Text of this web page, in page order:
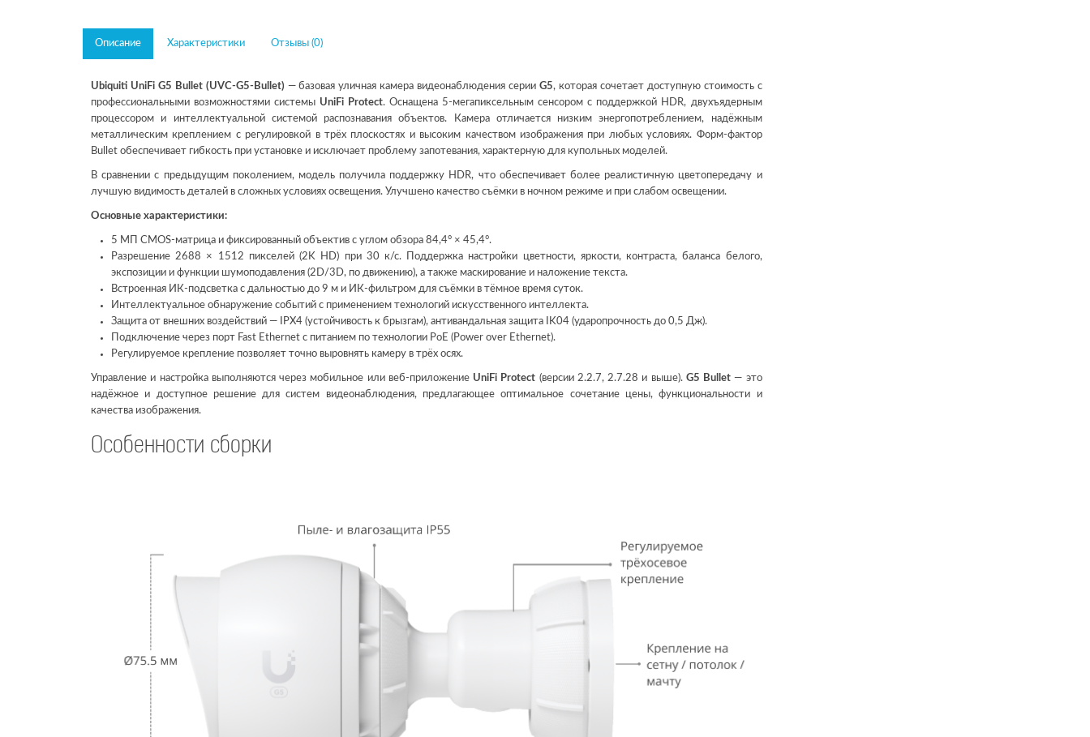
Описание Характеристики Отзывы (0)
Ubiquiti UniFi G5 Bullet (UVC-G5-Bullet) — базовая уличная камера видеонаблюдения серии G5, которая сочетает доступную стоимость с
профессиональными возможностями системы UniFi Protect. Оснащена 5-мегапиксельным сенсором с поддержкой HDR, двухъядерным
процессором и интеллектуальной системой распознавания объектов. Камера отличается низким энергопотреблением, надёжным
металлическим креплением с регулировкой в трёх плоскостях и высоким качеством изображения при любых условиях. Форм-фактор
Bullet обеспечивает гибкость при установке и исключает проблему запотевания, характерную для купольных моделей.
В сравнении с предыдущим поколением, модель получила поддержку HDR, что обеспечивает более реалистичную цветопередачу и
лучшую видимость деталей в сложных условиях освещения. Улучшено качество съёмки в ночном режиме и при слабом освещении.
Основные характеристики:
5 МП CMOS-матрица и фиксированный объектив с углом обзора 84,4° × 45,4°.
Разрешение 2688 × 1512 пикселей (2K HD) при 30 к/с. Поддержка настройки цветности, яркости, контраста, баланса белого,
экспозиции и функции шумоподавления (2D/3D, по движению), а также маскирование и наложение текста.
Встроенная ИК-подсветка с дальностью до 9 м и ИК-фильтром для съёмки в тёмное время суток.
Интеллектуальное обнаружение событий с применением технологий искусственного интеллекта.
Защита от внешних воздействий — IPX4 (устойчивость к брызгам), антивандальная защита IK04 (ударопрочность до 0,5 Дж).
Подключение через порт Fast Ethernet с питанием по технологии PoE (Power over Ethernet).
Регулируемое крепление позволяет точно выровнять камеру в трёх осях.
Управление и настройка выполняются через мобильное или веб-приложение UniFi Protect (версии 2.2.7, 2.7.28 и выше). G5 Bullet — это
надёжное и доступное решение для систем видеонаблюдения, предлагающее оптимальное сочетание цены, функциональности и
качества изображения.
Особенности сборки